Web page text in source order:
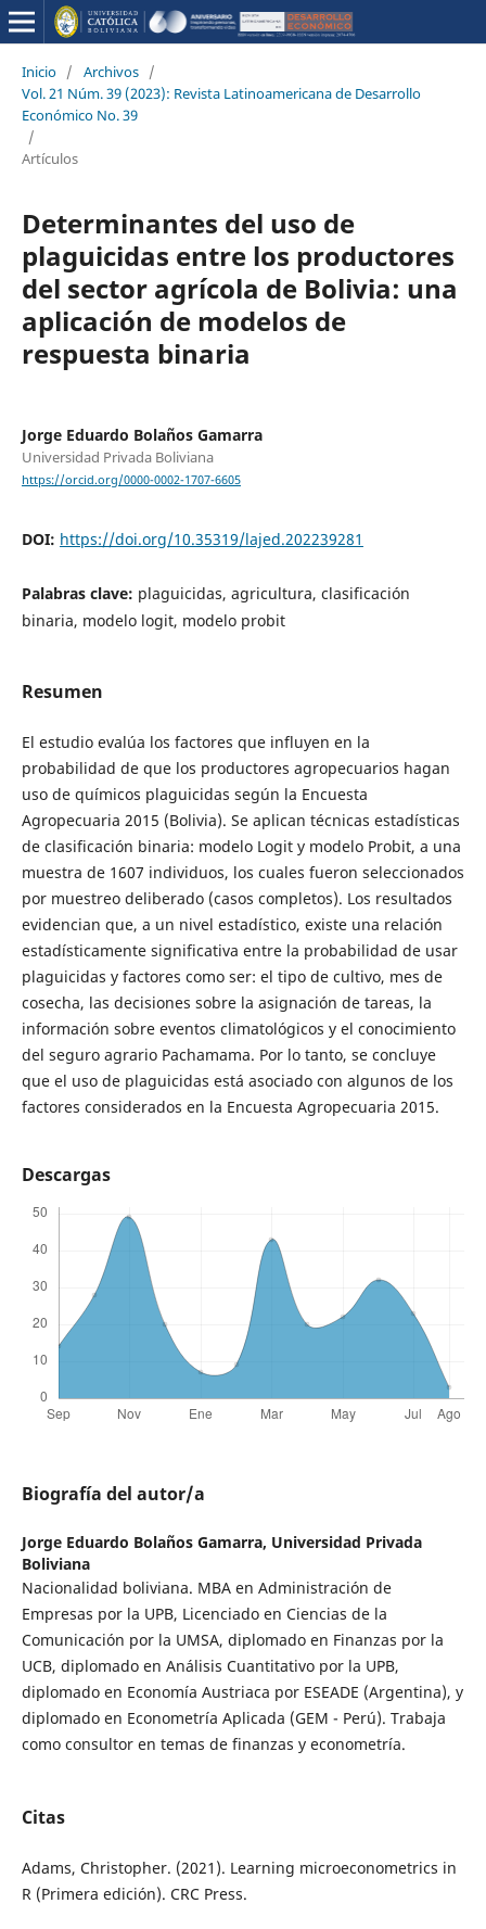
Inicio / Archivos /
Vol. 21 Núm. 39 (2023): Revista Latinoamericana de Desarrollo
Económico No. 39
/
Artículos
Determinantes del uso de
plaguicidas entre los productores
del sector agrícola de Bolivia: una
aplicación de modelos de
respuesta binaria
Jorge Eduardo Bolaños Gamarra
Universidad Privada Boliviana
https://orcid.org/0000-0002-1707-6605
DOI: https://doi.org/10.35319/lajed.202239281
Palabras clave: plaguicidas, agricultura, clasificación
binaria, modelo logit, modelo probit
Resumen
El estudio evalúa los factores que influyen en la
probabilidad de que los productores agropecuarios hagan
uso de químicos plaguicidas según la Encuesta
Agropecuaria 2015 (Bolivia). Se aplican técnicas estadísticas
de clasificación binaria: modelo Logit y modelo Probit, a una
muestra de 1607 individuos, los cuales fueron seleccionados
por muestreo deliberado (casos completos). Los resultados
evidencian que, a un nivel estadístico, existe una relación
estadísticamente significativa entre la probabilidad de usar
plaguicidas y factores como ser: el tipo de cultivo, mes de
cosecha, las decisiones sobre la asignación de tareas, la
información sobre eventos climatológicos y el conocimiento
del seguro agrario Pachamama. Por lo tanto, se concluye
que el uso de plaguicidas está asociado con algunos de los
factores considerados en la Encuesta Agropecuaria 2015.
Descargas
Biografía del autor/a
Jorge Eduardo Bolaños Gamarra, Universidad Privada
Boliviana
Nacionalidad boliviana. MBA en Administración de
Empresas por la UPB, Licenciado en Ciencias de la
Comunicación por la UMSA, diplomado en Finanzas por la
UCB, diplomado en Análisis Cuantitativo por la UPB,
diplomado en Economía Austriaca por ESEADE (Argentina), y
diplomado en Econometría Aplicada (GEM - Perú). Trabaja
como consultor en temas de finanzas y econometría.
Citas
Adams, Christopher. (2021). Learning microeconometrics in
R (Primera edición). CRC Press.